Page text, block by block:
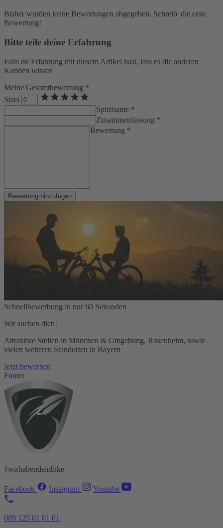
Bisher wurden keine Bewertungen abgegeben. Schreib' die erste
Bewertung!
Bitte teile deine Erfahrung
Falls du Erfahrung mit diesem Artikel hast, lass es die anderen
Kunden wissen
Meine Gesamtbewertung *
Stars
Spitzname *
Zusammenfassung *
Bewertung *
Bewertung hinzufügen
Schnellbewerbung in nur 60 Sekunden
Wir suchen dich!
Attraktive Stellen in München & Umgebung, Rosenheim, sowie
vielen weiteren Standorten in Bayern
Jetzt bewerben
Footer
#wirhabendeinbike
Facebook Instagram Youtube
089 125 01 01 01